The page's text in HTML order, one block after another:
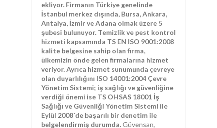
ekliyor. Firmanın Türkiye genelinde
İstanbul merkez dışında, Bursa, Ankara,
Antalya, İzmir ve Adana olmak üzere 5
şubesi bulunuyor. Temizlik ve pest kontrol
hizmeti kapsamında TS EN ISO 9001:2008
kalite belgesine sahip olan firma,
ülkemizin önde gelen firmalarına hizmet
veriyor.Ayrıca hizmet sunumunda çevreye
olan duyarlılığını ISO 14001:2004 Çevre
Yönetim Sistemi; iş sağlığı ve güvenliğine
verdiği önemi ise TS OHSAS 18001 İş
Sağlığı ve Güvenliği Yönetim Sistemi ile
Eylül 2008´de başarılı bir denetim ile
belgelendirmiş durumda.Güvensan,